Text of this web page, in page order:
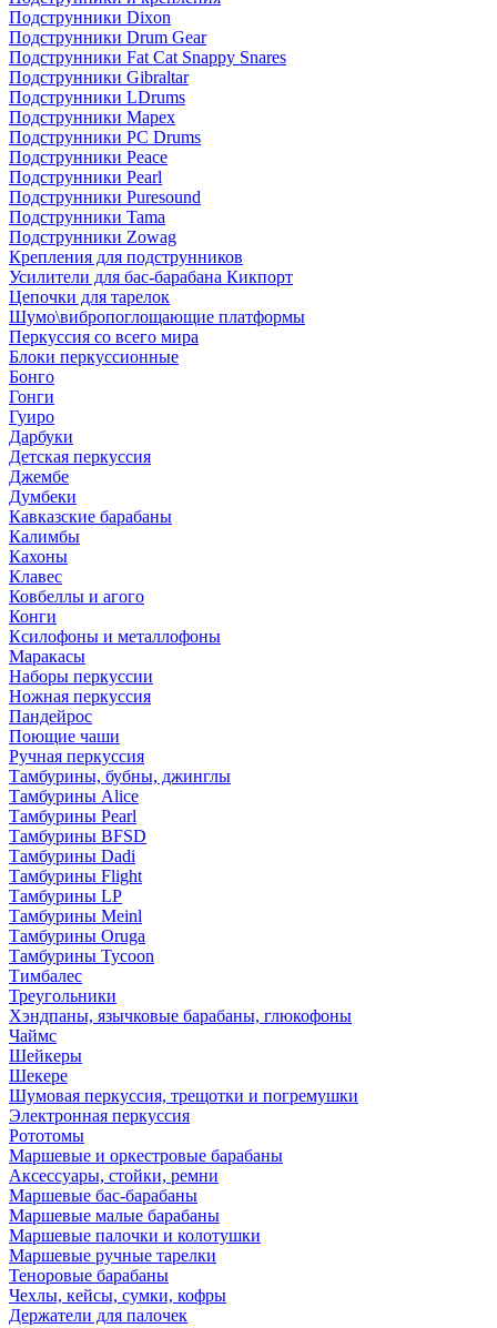
Подструнники Dixon
Подструнники Drum Gear
Подструнники Fat Cat Snappy Snares
Подструнники Gibraltar
Подструнники LDrums
Подструнники Mapex
Подструнники PC Drums
Подструнники Peace
Подструнники Pearl
Подструнники Puresound
Подструнники Tama
Подструнники Zowag
Крепления для подструнников
Усилители для бас-барабана Кикпорт
Цепочки для тарелок
Шумо\вибропоглощающие платформы
Перкуссия со всего мира
Блоки перкуссионные
Бонго
Гонги
Гуиро
Дарбуки
Детская перкуссия
Джембе
Думбеки
Кавказские барабаны
Калимбы
Кахоны
Клавес
Ковбеллы и агого
Конги
Ксилофоны и металлофоны
Маракасы
Наборы перкуссии
Ножная перкуссия
Пандейрос
Поющие чаши
Ручная перкуссия
Тамбурины, бубны, джинглы
Тамбурины Alice
Тамбурины Pearl
Тамбурины BFSD
Тамбурины Dadi
Тамбурины Flight
Тамбурины LP
Тамбурины Meinl
Тамбурины Oruga
Тамбурины Tycoon
Тимбалес
Треугольники
Хэндпаны, язычковые барабаны, глюкофоны
Чаймс
Шейкеры
Шекере
Шумовая перкуссия, трещотки и погремушки
Электронная перкуссия
Рототомы
Маршевые и оркестровые барабаны
Аксессуары, стойки, ремни
Маршевые бас-барабаны
Маршевые малые барабаны
Маршевые палочки и колотушки
Маршевые ручные тарелки
Теноровые барабаны
Чехлы, кейсы, сумки, кофры
Держатели для палочек